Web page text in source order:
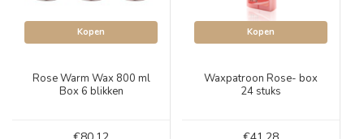
Kopen
Rose Warm Wax 800 ml
Box 6 blikken
Kopen
Waxpatroon Rose- box
24 stuks